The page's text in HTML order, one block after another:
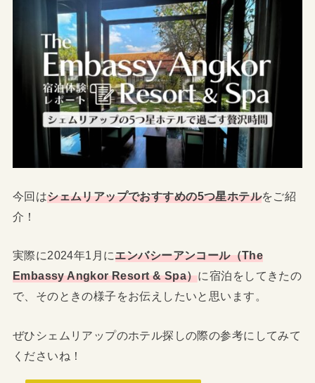
今回はシェムリアップでおすすめの5つ星ホテルをご紹
介！
実際に2024年1月にエンバシーアンコール（The
Embassy Angkor Resort & Spa）に宿泊をしてきたの
で、そのときの様子をお伝えしたいと思います。
ぜひシェムリアップのホテル探しの際の参考にしてみて
くださいね！